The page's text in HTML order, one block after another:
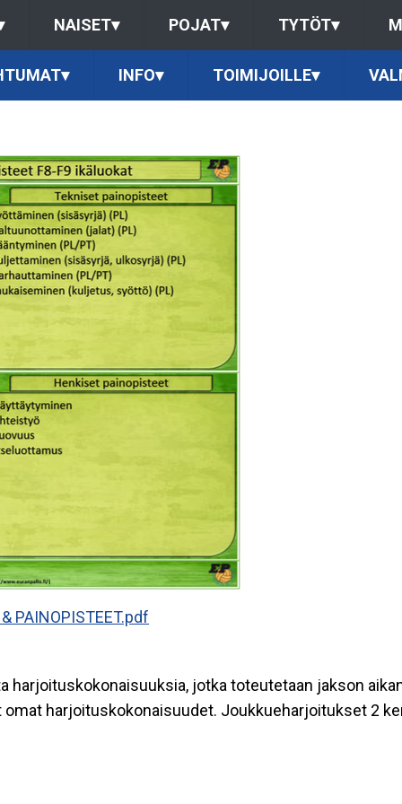
NAISET▾ POJAT▾ TYTÖT▾
▾ INFO▾ TOIMIJOILLE▾
PAINOPISTEET.pdf
harjoituskokonaisuuksia, jotka toteutetaan jakson
harjoituskokonaisuudet. Joukkueharjoitukset 2